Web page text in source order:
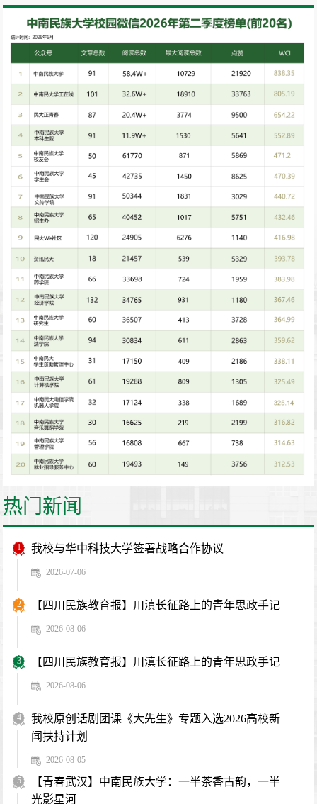
热门新闻
1 我校与华中科技大学签署战略合作协议
2026-07-06
2 【四川民族教育报】川滇长征路上的青年思政手记
2026-08-06
3 【四川民族教育报】川滇长征路上的青年思政手记
2026-08-06
4
我校原创话剧团课《大先生》专题入选2026高校新
闻扶持计划
2026-08-05
5
【青春武汉】中南民族大学：一半茶香古韵，一半
光影星河